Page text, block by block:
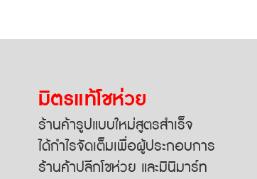
มิตรแท้โชห่วย
ร้านค้ารูปแบบใหม่สูตรสำเร็จ
ได้กำไรจัดเต็มเพื่อผู้ประกอบการ
ร้านค้าปลีกโชห่วย และมินิมาร์ท